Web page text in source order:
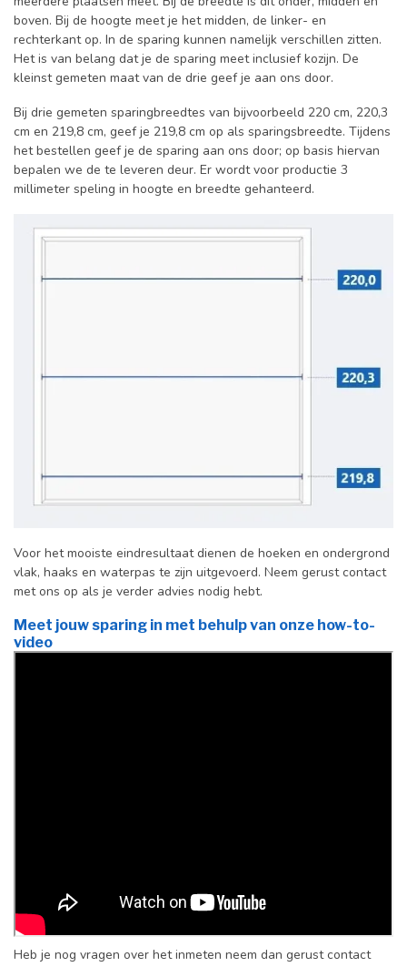
boven. Bij de hoogte meet je het midden, de linker- en
rechterkant op. In de sparing kunnen namelijk verschillen zitten.
Het is van belang dat je de sparing meet inclusief kozijn. De
kleinst gemeten maat van de drie geef je aan ons door.
Bij drie gemeten sparingbreedtes van bijvoorbeeld 220 cm, 220,3
cm en 219,8 cm, geef je 219,8 cm op als sparingsbreedte. Tijdens
het bestellen geef je de sparing aan ons door; op basis hiervan
bepalen we de te leveren deur. Er wordt voor productie 3
millimeter speling in hoogte en breedte gehanteerd.
Voor het mooiste eindresultaat dienen de hoeken en ondergrond
vlak, haaks en waterpas te zijn uitgevoerd. Neem gerust contact
met ons op als je verder advies nodig hebt.
Meet jouw sparing in met behulp van onze how-to-
video
Heb je nog vragen over het inmeten neem dan gerust contact